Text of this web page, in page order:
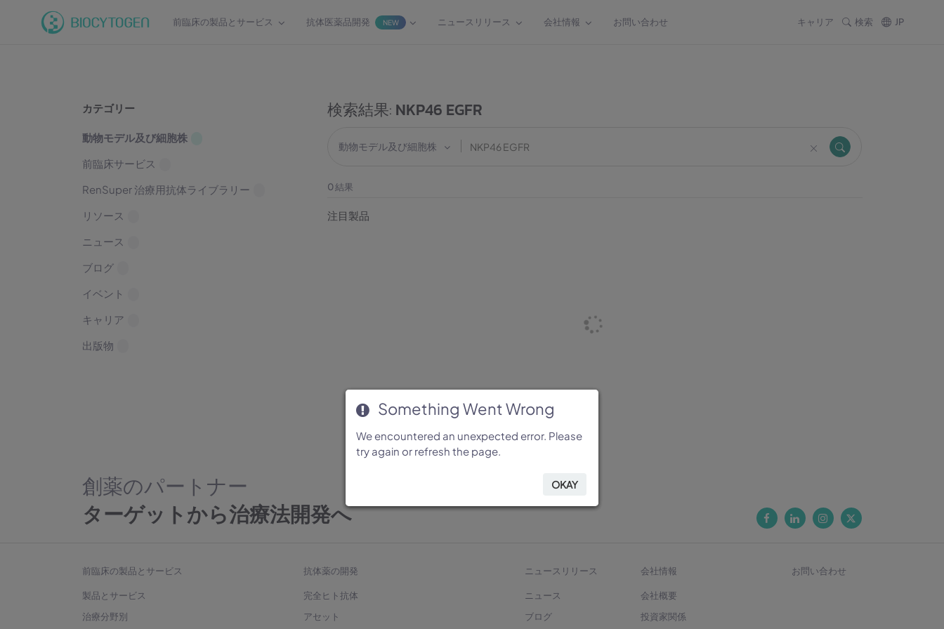
前臨床の製品とサービス 抗体医薬品開発 NEW ニュースリリース 会社情報 お問い合わせ キャリア 検索 JP
カテゴリー
動物モデル及び細胞株
前臨床サービス
RenSuper 治療用抗体ライブラリー
リソース
ニュース
ブログ
イベント
キャリア
出版物
検索結果: NKP46 EGFR
動物モデル及び細胞株
0結果
注目製品
創薬のパートナー
ターゲットから治療法開発へ
前臨床の製品とサービス
製品とサービス
治療分野別
抗体薬の開発
完全ヒト抗体
アセット
ニュースリリース
ニュース
ブログ
会社情報
会社概要
投資家関係
お問い合わせ
Something Went Wrong
We encountered an unexpected error. Please
try again or refresh the page.
OKAY
Something Went Wrong
We encountered an unexpected error. Please
try again or refresh the page.
OKAY
Something Went Wrong
We encountered an unexpected error. Please
try again or refresh the page.
OKAY
Something Went Wrong
We encountered an unexpected error. Please
try again or refresh the page.
OKAY
Something Went Wrong
We encountered an unexpected error. Please
try again or refresh the page.
OKAY